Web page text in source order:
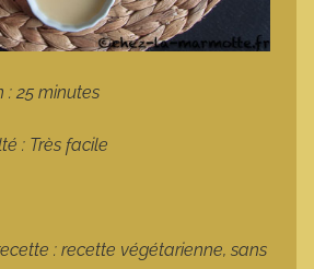
: 25 minutes
: Très facile
: recette végétarienne, sans